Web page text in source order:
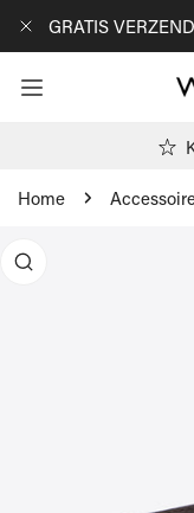
NAAR ARTIKEL
GRATIS
Home